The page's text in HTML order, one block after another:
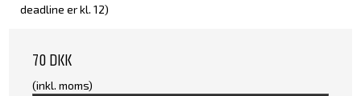
deadline er kl. 12)
70 DKK
(inkl. moms)